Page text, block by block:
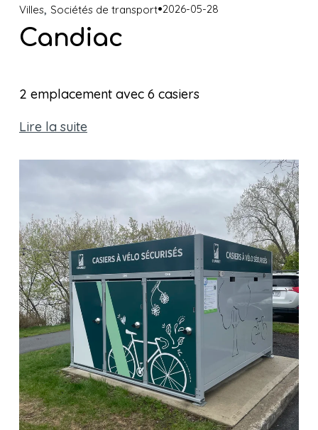
Villes, Sociétés de transport 2026-05-28
Candiac
2 emplacement avec 6 casiers
Lire la suite